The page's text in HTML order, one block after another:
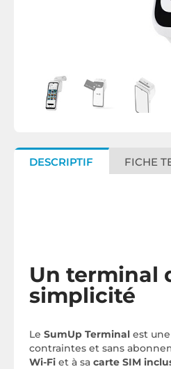
DESCRIPTIF FICHE
Un terminal
simplicité
Le SumUp Terminal est une
contraintes et sans
Wi-Fi et à sa carte SIM